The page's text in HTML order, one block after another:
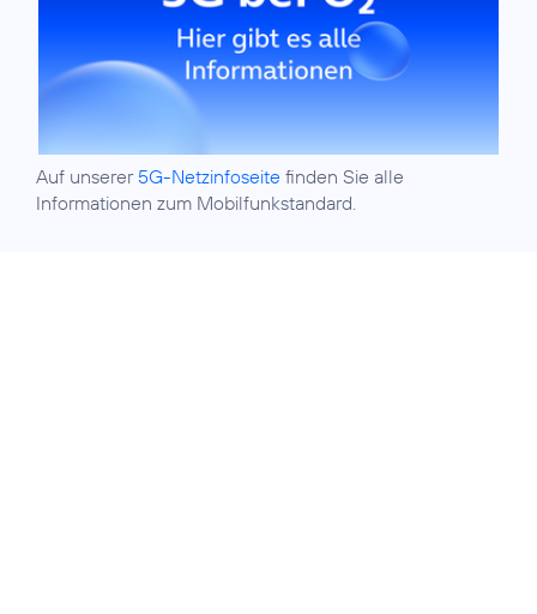
Auf unserer 5G-Netzinfoseite finden Sie alle
Informationen zum Mobilfunkstandard.